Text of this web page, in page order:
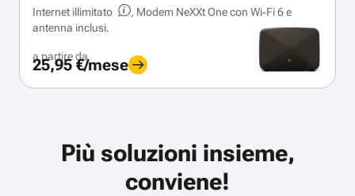
Internet illimitato
, Modem NeXXt One con Wi‑Fi 6 e
antenna inclusi.
a partire da
25,95 €/mese
Più soluzioni insieme,
conviene!